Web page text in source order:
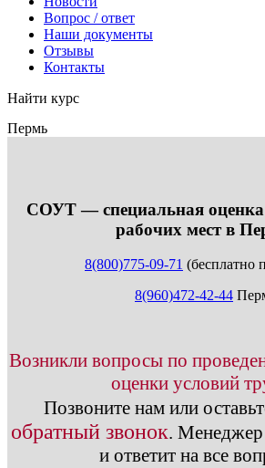
Вопрос / ответ
Наши документы
Отзывы
Контакты
Найти курс
Пермь
СОУТ — специальная оценка
рабочих мест в
8(800)775-09-71 (бесплатно
8(960)472-42-44
Возникли вопросы по
оценки условий
Позвоните нам или
обратный звонок. Менеджер
и ответит на все